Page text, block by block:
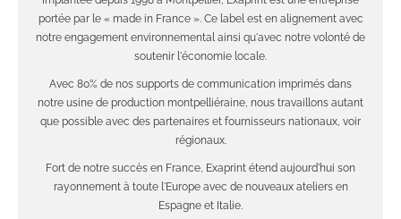
portée par le « made in France ». Ce label est en alignement avec
notre engagement environnemental ainsi qu'avec notre volonté de
soutenir l'économie locale.
Avec 80% de nos supports de communication imprimés dans
notre usine de production montpelliéraine, nous travaillons autant
que possible avec des partenaires et fournisseurs nationaux, voir
régionaux.
Fort de notre succès en France, Exaprint étend aujourd'hui son
rayonnement à toute l'Europe avec de nouveaux ateliers en
Espagne et Italie.